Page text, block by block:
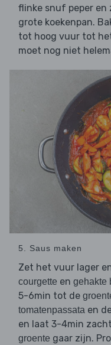
flinke snuf peper en
grote koekenpan.
tot hoog vuur tot
moet nog niet
5. Saus maken
Zet het vuur lager
courgette en gehakte
5-6min tot de
tomatenpassata en
en laat 3-4min
groente gaar zijn.